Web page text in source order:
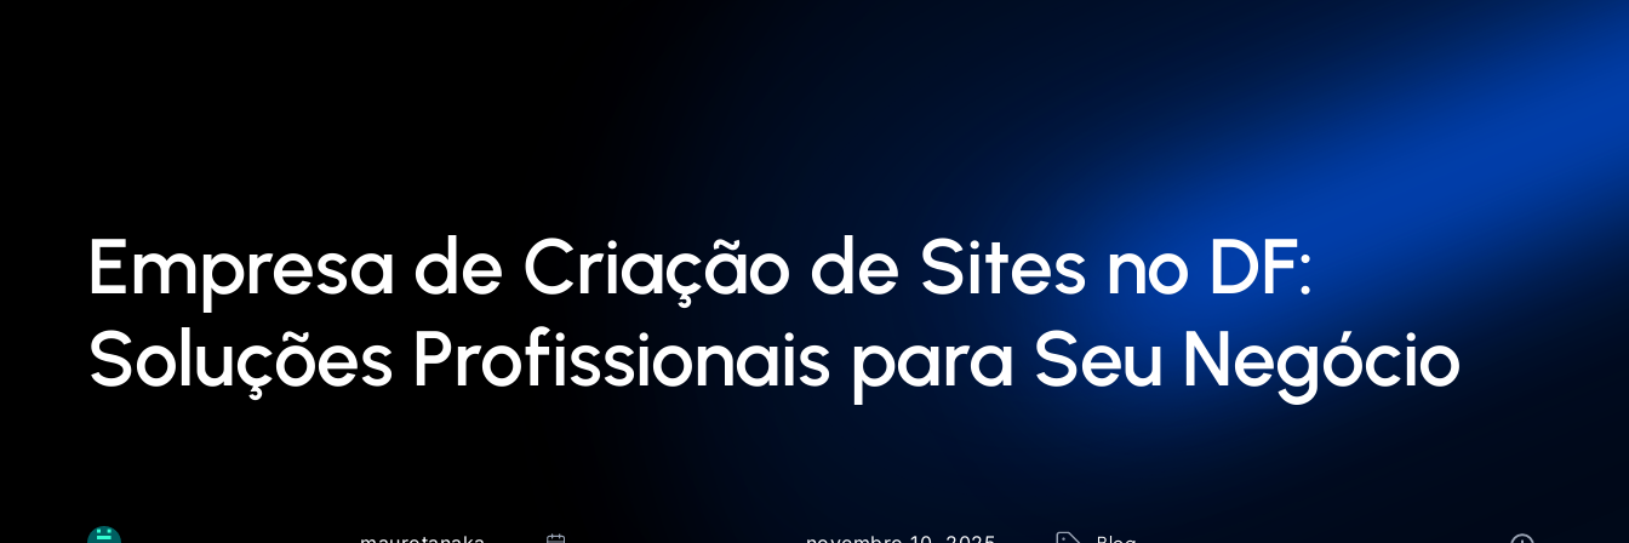
Empresa de Criação de Sites no DF:
Soluções Profissionais para Seu Negócio